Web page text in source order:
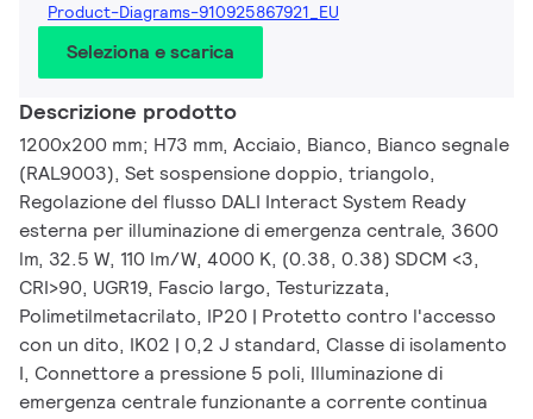
Product-Diagrams-910925867921_EU
Seleziona e scarica
Descrizione prodotto
1200x200 mm; H73 mm, Acciaio, Bianco, Bianco segnale
(RAL9003), Set sospensione doppio, triangolo,
Regolazione del flusso DALI Interact System Ready
esterna per illuminazione di emergenza centrale, 3600
lm, 32.5 W, 110 lm/W, 4000 K, (0.38, 0.38) SDCM <3,
CRI>90, UGR19, Fascio largo, Testurizzata,
Polimetilmetacrilato, IP20 | Protetto contro l'accesso
con un dito, IK02 | 0,2 J standard, Classe di isolamento
I, Connettore a pressione 5 poli, Illuminazione di
emergenza centrale funzionante a corrente continua